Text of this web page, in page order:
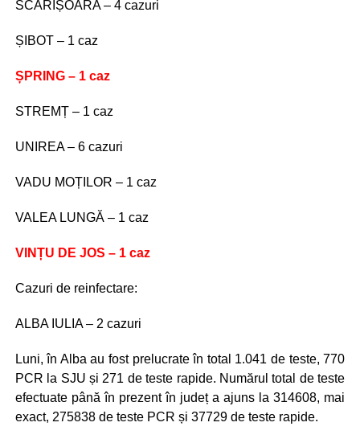
SCĂRIȘOARA – 4 cazuri
ȘIBOT – 1 caz
ȘPRING – 1 caz
STREMȚ – 1 caz
UNIREA – 6 cazuri
VADU MOȚILOR – 1 caz
VALEA LUNGĂ – 1 caz
VINȚU DE JOS – 1 caz
Cazuri de reinfectare:
ALBA IULIA – 2 cazuri
Luni, în Alba au fost prelucrate în total 1.041 de teste, 770
PCR la SJU și 271 de teste rapide. Numărul total de teste
efectuate până în prezent în județ a ajuns la 314608, mai
exact, 275838 de teste PCR și 37729 de teste rapide.